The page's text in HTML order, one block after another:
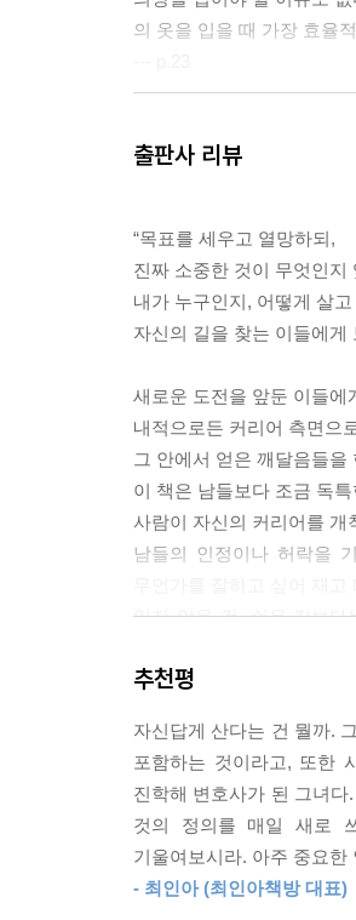
의 옷을 입을 때 가장 효율
걸친 면접 후 최종 합격을
니까.
--- p.61
작가 엘리자베스 길버트는
무언가를 완성해내는 것이
별 생각 없이 하던 도전도
일도 흔해졌다.
‘Good’인지 고민하다가
서가는데 혼자 제자리에,
거리낌 없이 음악 공책을
현대인은 한 방향을 보며
쪽으로 직선을 그리며 우
것 같고, 실패할 것 같은 불
운 점을 찍고, 때론 대각선
--- p.75
출판사 리뷰
“목표를 세우고 열망하되,
진짜 소중한 것이 무엇인지
내가 누구인지, 어떻게 살
자신의 길을 찾는 이들에
새로운 도전을 앞둔 이들에
내적으로든 커리어 측면으
그 안에서 얻은 깨달음들
이 책은 남들보다 조금 독
사람이 자신의 커리어를 개
남들의 인정이나 허락을
잊지 않을 것. 쉬운 길보
가수이자 미국 변호사 이
보내지 않았다. 가수, 미국
있다. 그녀의 이야기는 나
나는 이직하는 과정에서
걸친 면접 후 최종 합격을
있고, 나보다 더 적임자
추천평
자신답게 산다는 건 뭘까.
포함하는 것이라고, 또한
진학해 변호사가 된 그녀
것의 정의를 매일 새로
기울여보시라. 아주 중요한
- 최인아 (최인아책방 대표)